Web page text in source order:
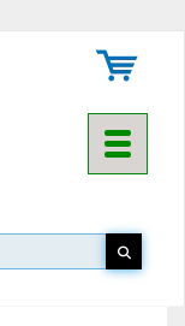
Toggle